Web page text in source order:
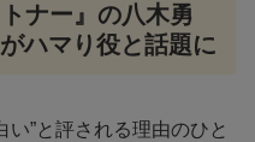
ナー』の八木勇
ハマり役と話題に
い”と評される理由のひと